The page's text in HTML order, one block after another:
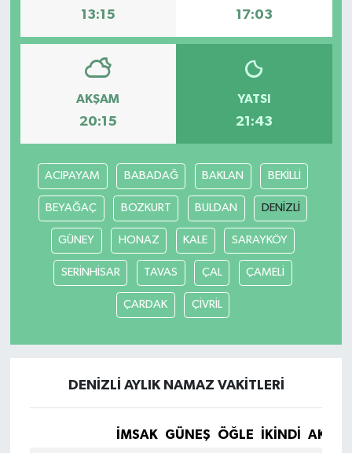
13:15 17:03
AKŞAM
20:15
YATSI
21:43
ACIPAYAM BABADAĞ BAKLAN BEKİLLİ
BEYAĞAÇ BOZKURT BULDAN DENİZLİ
GÜNEY HONAZ KALE SARAYKÖY
SERİNHİSAR TAVAS ÇAL ÇAMELİ
ÇARDAK ÇİVRİL
DENİZLİ AYLIK NAMAZ VAKITLERI
İMSAK GÜNEŞ ÖĞLE İKINDI